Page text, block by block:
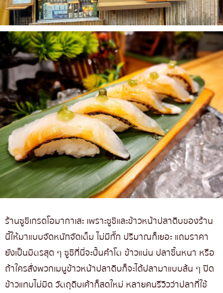
ร้านซูชิเกรดโอมากาเสะ เพราะซูชิและข้าวหน้าปลาดิบของร้าน
นี้ให้มาแบบจัดหนักจัดเต็ม ไม่มีกั๊ก ปริมาณก็เยอะ แถมราคา
ยังเป็นมิตรสุด ๆ ซูชิที่นี่จะปั้นคำโต ข้าวแน่น ปลาชิ้นหนา หรือ
ถ้าใครสั่งพวกเมนูข้าวหน้าปลาดิบก็จะได้ปลามาแบบล้น ๆ ปิด
ข้าวแทบไม่มิด วัตถุดิบเค้าก็สดใหม่ หลายคนรีวิวว่าปลาที่ใช้